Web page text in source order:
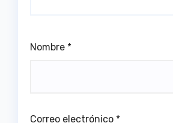
Nombre *
Correo electrónico *